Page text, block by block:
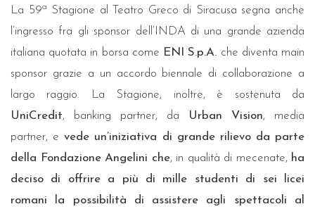
La 59a
Stagione al Teatro Greco di Siracusa segna anche
l’ingresso fra gli sponsor dell’INDA di una grande azienda
italiana quotata in borsa come ENI S.p.A. che diventa main
sponsor grazie a un accordo biennale di collaborazione a
largo raggio. La Stagione, inoltre, è sostenuta da
UniCredit, banking partner, da Urban Vision, media
partner, evede un’iniziativa di grande rilievo da parte
della Fondazione Angelini che, in qualità di mecenate, ha
deciso di offrire a più di mille studenti di sei licei
romani la possibilità di assistere agli spettacoli al